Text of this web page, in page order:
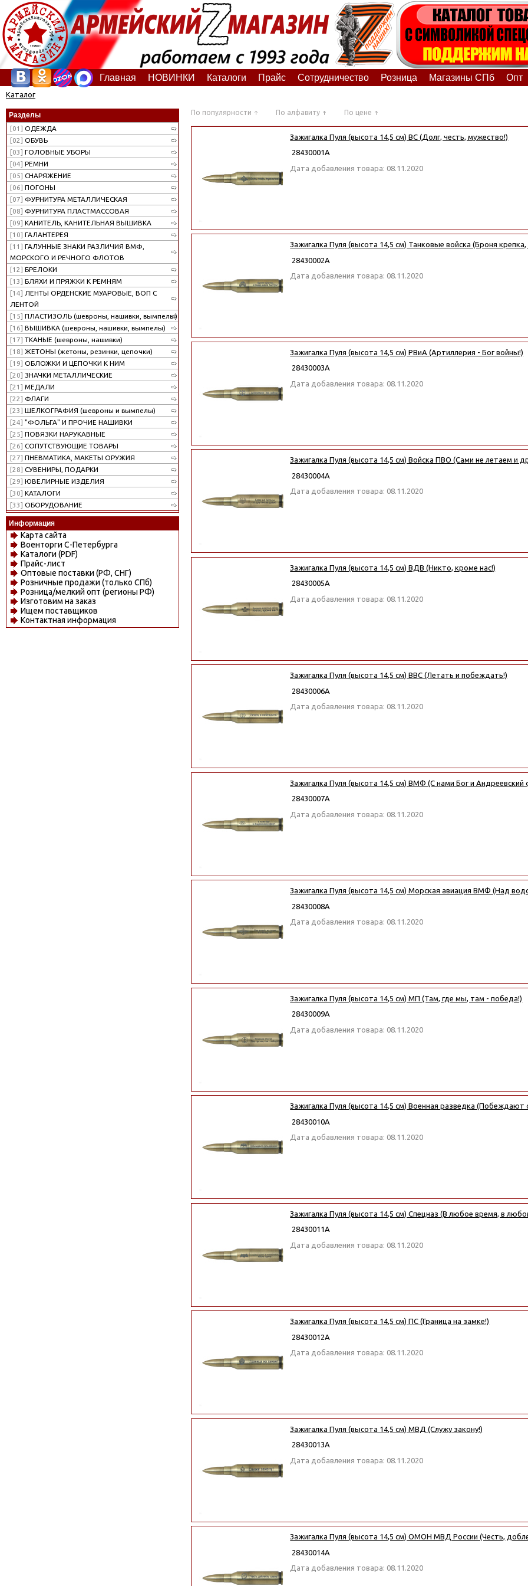
Главная НОВИНКИ Каталоги Прайс Сотрудничество Розница Магазины СПб Опт
Каталог
Разделы
[01] ОДЕЖДА
[02] ОБУВЬ
[03] ГОЛОВНЫЕ УБОРЫ
[04] РЕМНИ
[05] СНАРЯЖЕНИЕ
[06] ПОГОНЫ
[07] ФУРНИТУРА МЕТАЛЛИЧЕСКАЯ
[08] ФУРНИТУРА ПЛАСТМАССОВАЯ
[09] КАНИТЕЛЬ, КАНИТЕЛЬНАЯ ВЫШИВКА
[10] ГАЛАНТЕРЕЯ
[11] ГАЛУННЫЕ ЗНАКИ РАЗЛИЧИЯ ВМФ,
МОРСКОГО И РЕЧНОГО ФЛОТОВ
[12] БРЕЛОКИ
[13] БЛЯХИ И ПРЯЖКИ К РЕМНЯМ
[14] ЛЕНТЫ ОРДЕНСКИЕ МУАРОВЫЕ, ВОП С
ЛЕНТОЙ
[15] ПЛАСТИЗОЛЬ (шевроны, нашивки, вымпелы)
[16] ВЫШИВКА (шевроны, нашивки, вымпелы)
[17] ТКАНЫЕ (шевроны, нашивки)
[18] ЖЕТОНЫ (жетоны, резинки, цепочки)
[19] ОБЛОЖКИ И ЦЕПОЧКИ К НИМ
[20] ЗНАЧКИ МЕТАЛЛИЧЕСКИЕ
[21] МЕДАЛИ
[22] ФЛАГИ
[23] ШЕЛКОГРАФИЯ (шевроны и вымпелы)
[24] "ФОЛЬГА" И ПРОЧИЕ НАШИВКИ
[25] ПОВЯЗКИ НАРУКАВНЫЕ
[26] СОПУТСТВУЮЩИЕ ТОВАРЫ
[27] ПНЕВМАТИКА, МАКЕТЫ ОРУЖИЯ
[28] СУВЕНИРЫ, ПОДАРКИ
[29] ЮВЕЛИРНЫЕ ИЗДЕЛИЯ
[30] КАТАЛОГИ
[33] ОБОРУДОВАНИЕ
Информация
Карта сайта
Военторги С-Петербурга
Каталоги (PDF)
Прайс-лист
Оптовые поставки (РФ, СНГ)
Розничные продажи (только СПб)
Розница/мелкий опт (регионы РФ)
Изготовим на заказ
Ищем поставщиков
Контактная информация
По популярности По алфавиту По цене
Зажигалка Пуля (высота 14,5 см) ВС (Долг, честь, мужество!)
28430001А
Дата добавления товара: 08.11.2020
Зажигалка Пуля (высота 14,5 см) Танковые войска (Броня
28430002А
Дата добавления товара: 08.11.2020
Зажигалка Пуля (высота 14,5 см) РВиА (Артиллерия - Бог войны!)
28430003А
Дата добавления товара: 08.11.2020
Зажигалка Пуля (высота 14,5 см) Войска ПВО (Сами не летаем и
28430004А
Дата добавления товара: 08.11.2020
Зажигалка Пуля (высота 14,5 см) ВДВ (Никто, кроме нас!)
28430005А
Дата добавления товара: 08.11.2020
Зажигалка Пуля (высота 14,5 см) ВВС (Летать и побеждать!)
28430006А
Дата добавления товара: 08.11.2020
Зажигалка Пуля (высота 14,5 см) ВМФ (С нами Бог и Андреевский
28430007А
Дата добавления товара: 08.11.2020
Зажигалка Пуля (высота 14,5 см) Морская авиация ВМФ (Над
28430008А
Дата добавления товара: 08.11.2020
Зажигалка Пуля (высота 14,5 см) МП (Там, где мы, там - победа!)
28430009А
Дата добавления товара: 08.11.2020
Зажигалка Пуля (высота 14,5 см) Военная разведка (Побеждают
28430010А
Дата добавления товара: 08.11.2020
Зажигалка Пуля (высота 14,5 см) Спецназ (В любое время, в
28430011А
Дата добавления товара: 08.11.2020
Зажигалка Пуля (высота 14,5 см) ПС (Граница на замке!)
28430012А
Дата добавления товара: 08.11.2020
Зажигалка Пуля (высота 14,5 см) МВД (Служу закону!)
28430013А
Дата добавления товара: 08.11.2020
Зажигалка Пуля (высота 14,5 см) ОМОН МВД России (Честь,
28430014А
Дата добавления товара: 08.11.2020